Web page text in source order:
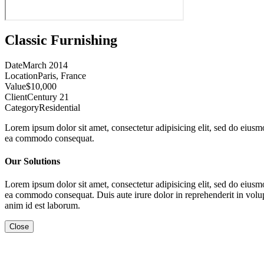
Classic Furnishing
DateMarch 2014
LocationParis, France
Value$10,000
ClientCentury 21
CategoryResidential
Lorem ipsum dolor sit amet, consectetur adipisicing elit, sed do
ea commodo consequat.
Our Solutions
Lorem ipsum dolor sit amet, consectetur adipisicing elit, sed do
ea commodo consequat. Duis aute irure dolor in reprehenderit in
anim id est laborum.
Close